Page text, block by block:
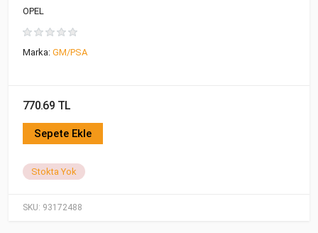
SKU: 93172488
OPEL
Marka: GM/PSA
770.69 TL
Sepete Ekle
Stokta Yok